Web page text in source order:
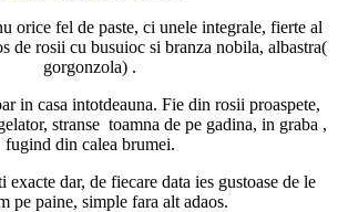
orice fel de paste, ci unele integrale, fierte al
de rosii cu busuioc si branza nobila, albastra(
gorgonzola) .
in casa intotdeauna. Fie din rosii proaspete,
stranse toamna de pe gadina, in graba ,
fugind din calea brumei.
dar, de fiecare data ies gustoase de le
pe paine, simple fara alt adaos.